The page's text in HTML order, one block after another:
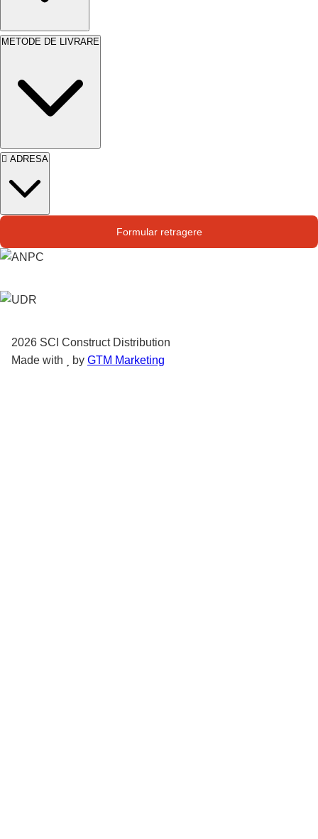
METODE DE LIVRARE
ADRESA
Formular retragere
2026 SCI Construct Distribution
Made with
by GTM Marketing